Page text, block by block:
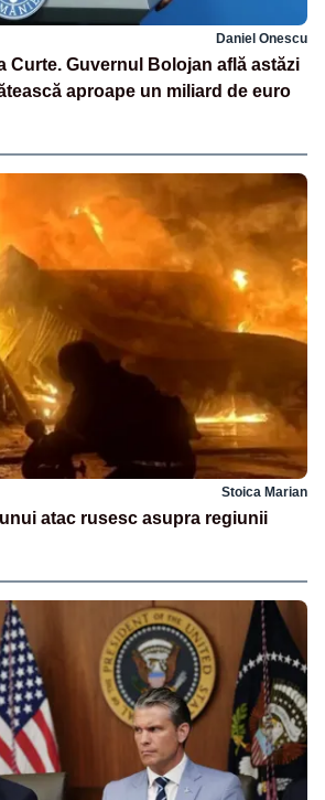
Daniel Onescu
Curte. Guvernul Bolojan află astăzi
aproape un miliard de euro
Stoica Marian
atac rusesc asupra regiunii